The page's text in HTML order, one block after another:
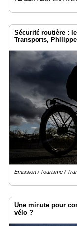
Sécurité routière :
Transports,
Emission / Tourisme /
Une minute pour
vélo ?